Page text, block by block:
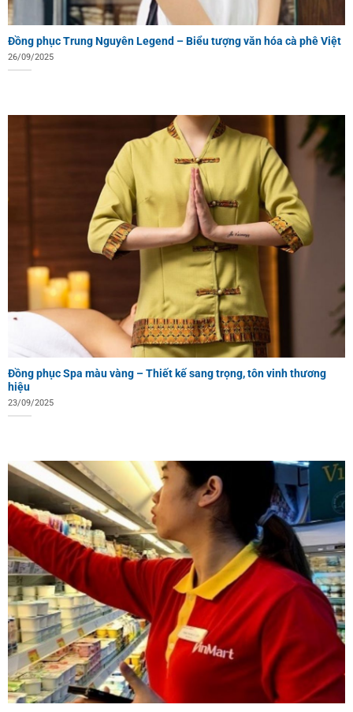
Đồng phục Trung Nguyên Legend – Biểu tượng văn hóa cà phê Việt
26/09/2025
Đồng phục Spa màu vàng – Thiết kế sang trọng, tôn vinh thương
hiệu
23/09/2025